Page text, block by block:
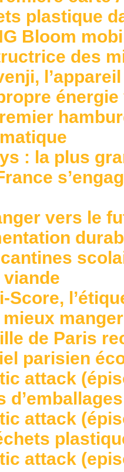
plastique
Bloom
des
: la plus
vers le
Score,
de Paris
parisien
attack
attack
attack